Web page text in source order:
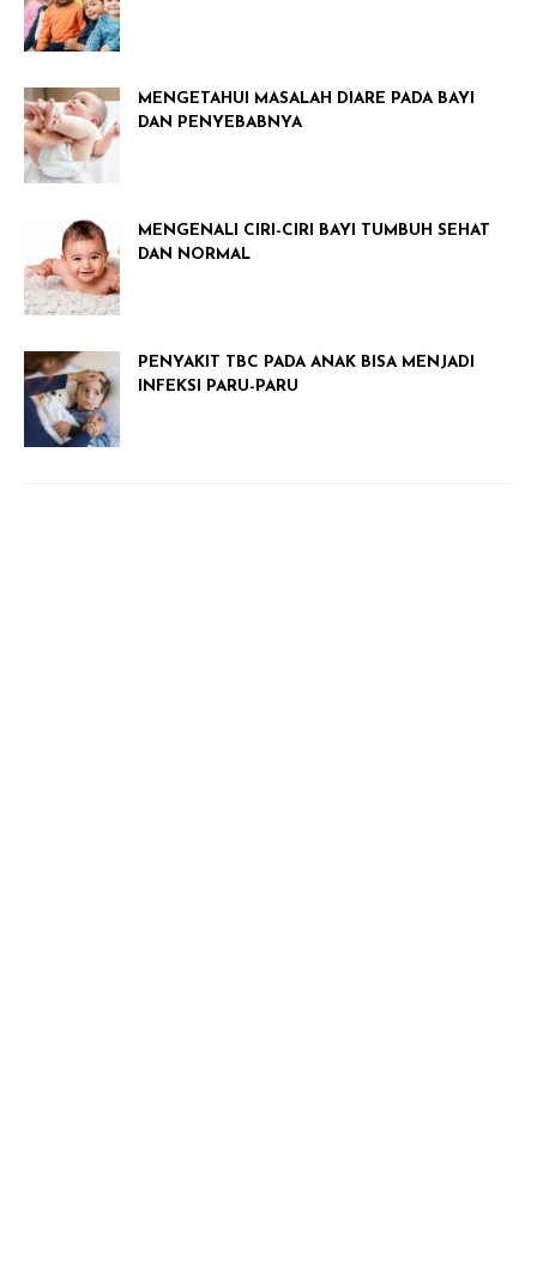
MENGETAHUI MASALAH DIARE PADA BAYI
DAN PENYEBABNYA
MENGENALI CIRI-CIRI BAYI TUMBUH SEHAT
DAN NORMAL
PENYAKIT TBC PADA ANAK BISA MENJADI
INFEKSI PARU-PARU